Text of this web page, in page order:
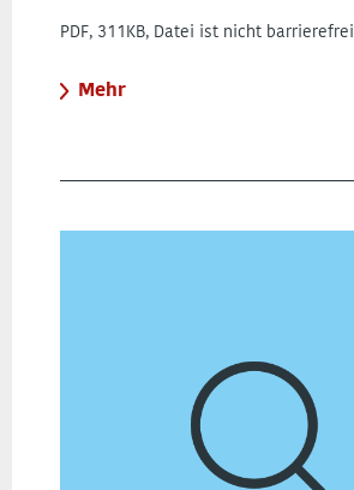
PDF, 311KB, Datei ist nicht barrierefrei
Mehr